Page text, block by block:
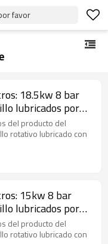
favor
18.5kw 8 bar
lubricados por
MPa
del producto del
rotativo lubricado con
15kw 8 bar
lubricados por
MPa
del producto del
rotativo lubricado con